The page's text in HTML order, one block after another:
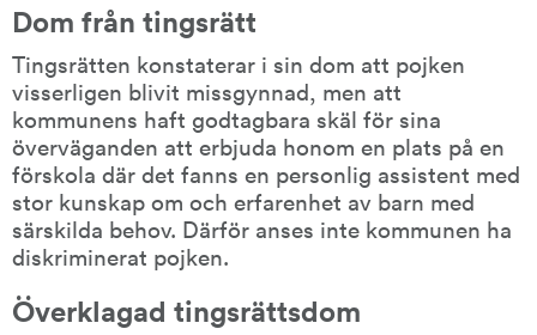
Dom från tingsrätt
Tingsrätten konstaterar i sin dom att pojken
visserligen blivit missgynnad, men att
kommunens haft godtagbara skäl för sina
överväganden att erbjuda honom en plats på en
förskola där det fanns en personlig assistent med
stor kunskap om och erfarenhet av barn med
särskilda behov. Därför anses inte kommunen ha
diskriminerat pojken.
Överklagad tingsrättsdom